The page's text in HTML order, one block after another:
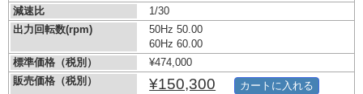
減速比
1/30
出力回転数(rpm)
50Hz 50.00
60Hz 60.00
標準価格（税別）
¥474,000
販売価格（税別）
¥150,300 カートに入れる